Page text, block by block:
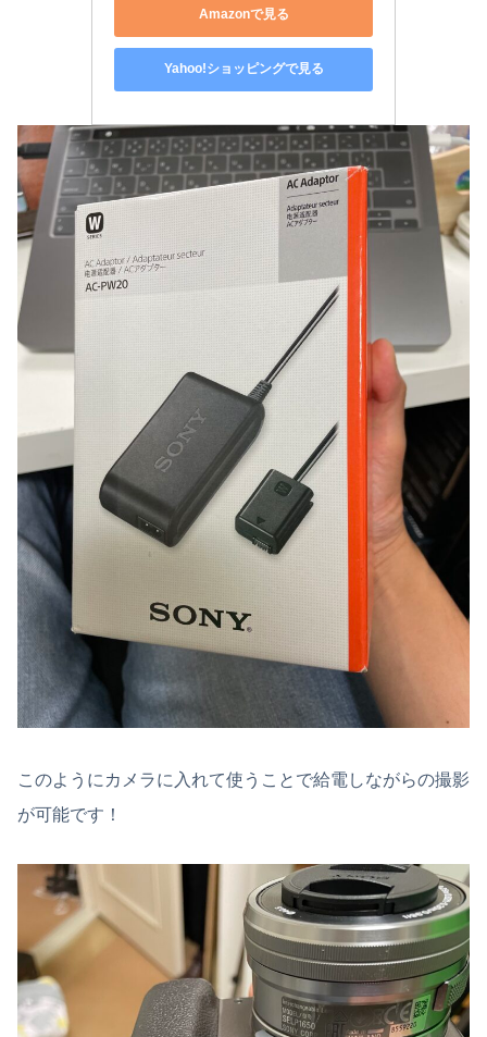
Amazonで見る
Yahoo!ショッピングで見る
このようにカメラに入れて使うことで給電しながらの撮影
が可能です！